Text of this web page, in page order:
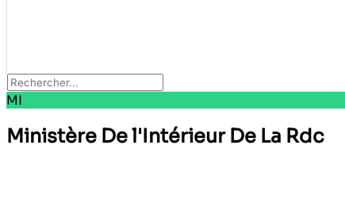
MI
Ministère De l'Intérieur De La Rdc